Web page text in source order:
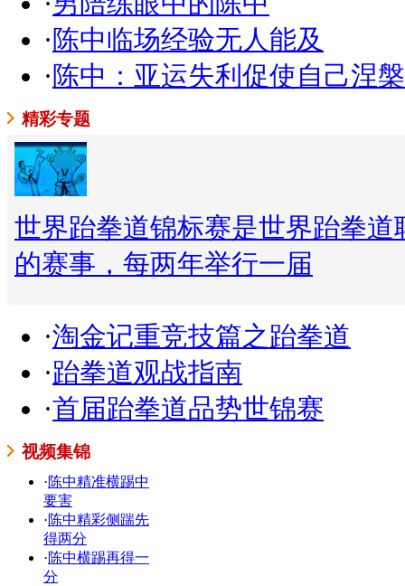
·陈中临场经验无人能及
·陈中：亚运失利促使自己涅槃
精彩专题
世界跆拳道锦标赛是世界跆拳
的赛事，每两年举行一届
·淘金记重竞技篇之跆拳道
·跆拳道观战指南
·首届跆拳道品势世锦赛
视频集锦
·陈中精准横踢中
要害
·陈中精彩侧踹先
得两分
·陈中横踢再得一
分